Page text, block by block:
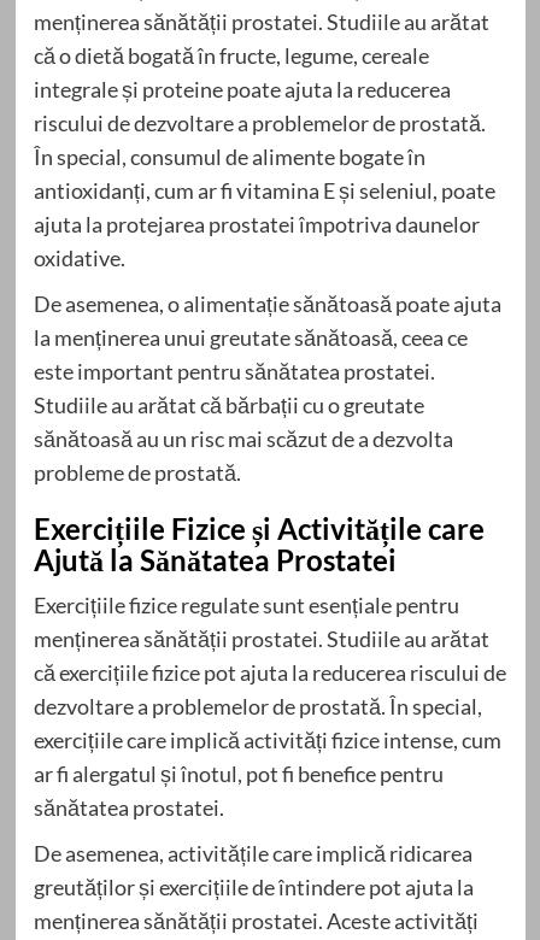
menținerea sănătății prostatei. Studiile au arătat
că o dietă bogată în fructe, legume, cereale
integrale și proteine poate ajuta la reducerea
riscului de dezvoltare a problemelor de prostată.
În special, consumul de alimente bogate în
antioxidanți, cum ar fi vitamina E și seleniul, poate
ajuta la protejarea prostatei împotriva daunelor
oxidative.
De asemenea, o alimentație sănătoasă poate ajuta
la menținerea unui greutate sănătoasă, ceea ce
este important pentru sănătatea prostatei.
Studiile au arătat că bărbații cu o greutate
sănătoasă au un risc mai scăzut de a dezvolta
probleme de prostată.
Exercițiile Fizice și Activitățile care
Ajută la Sănătatea Prostatei
Exercițiile fizice regulate sunt esențiale pentru
menținerea sănătății prostatei. Studiile au arătat
că exercițiile fizice pot ajuta la reducerea riscului de
dezvoltare a problemelor de prostată. În special,
exercițiile care implică activități fizice intense, cum
ar fi alergatul și înotul, pot fi benefice pentru
sănătatea prostatei.
De asemenea, activitățile care implică ridicarea
greutăților și exercițiile de întindere pot ajuta la
menținerea sănătății prostatei. Aceste activități